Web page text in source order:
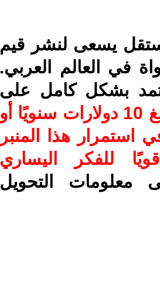
يسعى لنشر قيم
في العالم العربي.
بشكل كامل على
ساهم/ي معنا! بدعمكم بمبلغ 10 دولارات سنويًا أو
استمرار هذا المنبر
للفكر اليساري
معلومات التحويل